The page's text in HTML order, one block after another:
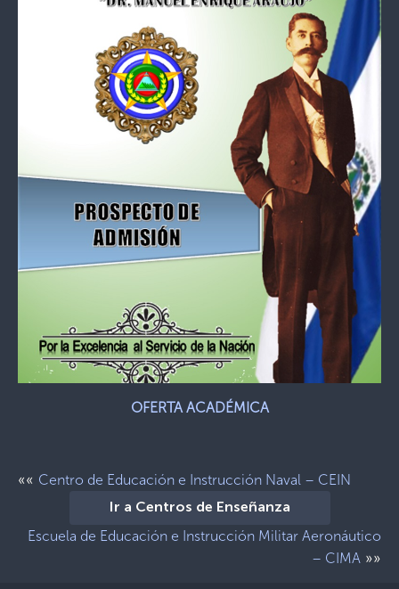
OFERTA ACADÉMICA
«« Centro de Educación e Instrucción Naval – CEIN
Ir a Centros de Enseñanza
Escuela de Educación e Instrucción Militar Aeronáutico
– CIMA »»